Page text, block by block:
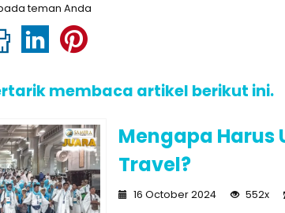
teman Anda
membaca artikel berikut ini.
Mengapa Harus
Travel?
16 October 2024 552x